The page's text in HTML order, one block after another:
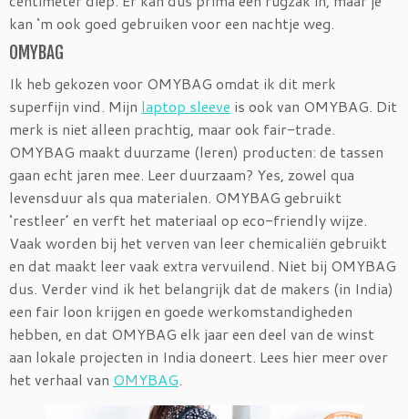
kan ‘m ook goed gebruiken voor een nachtje weg.
OMYBAG
Ik heb gekozen voor OMYBAG omdat ik dit merk
superfijn vind. Mijn laptop sleeve is ook van OMYBAG. Dit
merk is niet alleen prachtig, maar ook fair-trade.
OMYBAG maakt duurzame (leren) producten: de tassen
gaan echt jaren mee. Leer duurzaam? Yes, zowel qua
levensduur als qua materialen. OMYBAG gebruikt
‘restleer’ en verft het materiaal op eco-friendly wijze.
Vaak worden bij het verven van leer chemicaliën gebruikt
en dat maakt leer vaak extra vervuilend. Niet bij OMYBAG
dus. Verder vind ik het belangrijk dat de makers (in India)
een fair loon krijgen en goede werkomstandigheden
hebben, en dat OMYBAG elk jaar een deel van de winst
aan lokale projecten in India doneert. Lees hier meer over
het verhaal van OMYBAG